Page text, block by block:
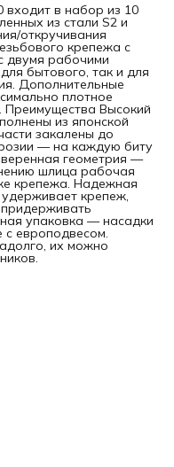
входит в набор из 10
из стали S2 и
откручивания
крепежа с
двумя рабочими
бытового, так и для
Дополнительные
плотное
Преимущества Высокий
из японской
закалены до
— на каждую биту
геометрия —
шлица рабочая
крепежа. Надежная
крепеж,
упаковка — насадки
с европодвесом.
их можно